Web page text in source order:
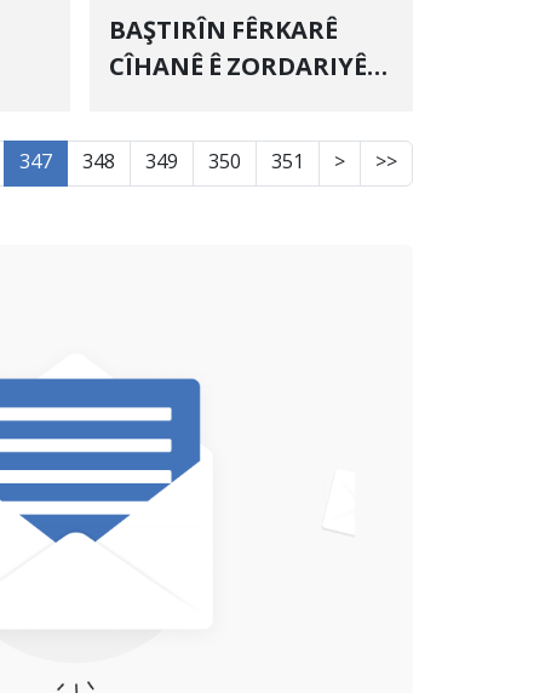
BAŞTIRÎN FÊRKARÊ
CÎHANÊ Ê ZORDARIYÊ
347 348 349 350 351 > >>